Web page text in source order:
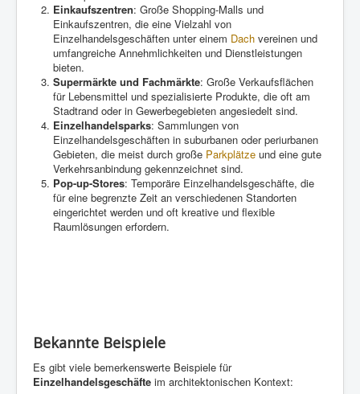
Einkaufszentren: Große Shopping-Malls und
Einkaufszentren, die eine Vielzahl von
Einzelhandelsgeschäften unter einem Dach vereinen und
umfangreiche Annehmlichkeiten und Dienstleistungen
bieten.
Supermärkte und Fachmärkte: Große Verkaufsflächen
für Lebensmittel und spezialisierte Produkte, die oft am
Stadtrand oder in Gewerbegebieten angesiedelt sind.
Einzelhandelsparks: Sammlungen von
Einzelhandelsgeschäften in suburbanen oder periurbanen
Gebieten, die meist durch große Parkplätze und eine gute
Verkehrsanbindung gekennzeichnet sind.
Pop-up-Stores: Temporäre Einzelhandelsgeschäfte, die
für eine begrenzte Zeit an verschiedenen Standorten
eingerichtet werden und oft kreative und flexible
Raumlösungen erfordern.
Bekannte Beispiele
Es gibt viele bemerkenswerte Beispiele für
Einzelhandelsgeschäfte im architektonischen Kontext: